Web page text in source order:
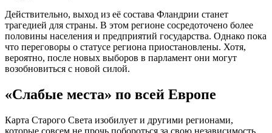
Действительно, выход из её состава Фландрии станет
трагедией для страны. В этом регионе сосредоточено более
половины населения и предприятий государства. Однако пока
что переговоры о статусе региона приостановлены. Хотя,
вероятно, после новых выборов в парламент они могут
возобновиться с новой силой.
«Слабые места» по всей Европе
Карта Старого Света изобилует и другими регионами,